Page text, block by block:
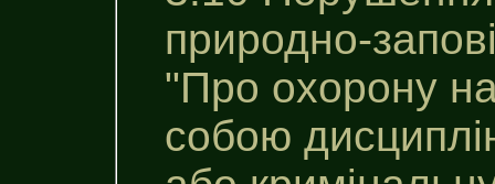
природно-
"Про охорону
собою